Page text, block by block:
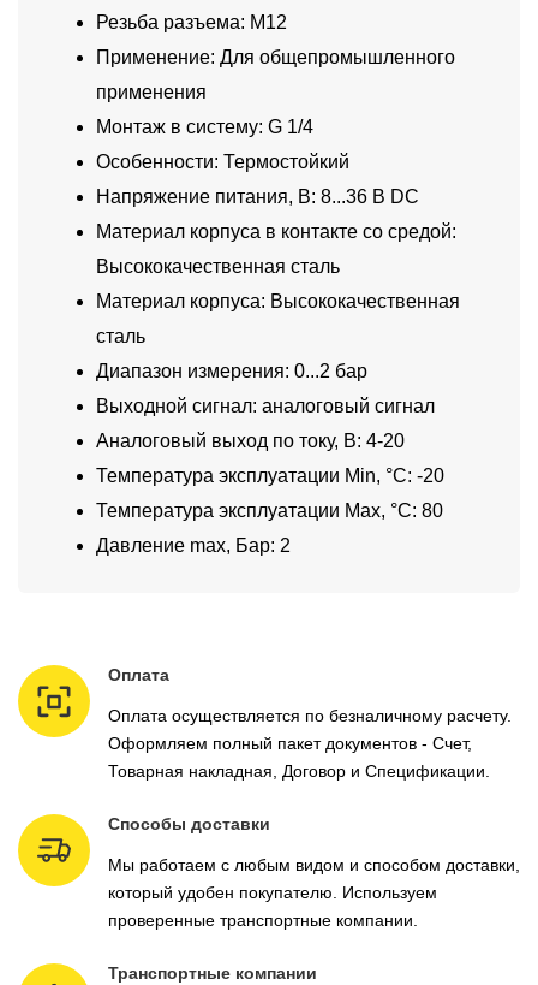
Резьба разъема: M12
Применение: Для общепромышленного
применения
Монтаж в систему: G 1/4
Особенности: Термостойкий
Напряжение питания, В: 8...36 В DC
Материал корпуса в контакте со средой:
Высококачественная сталь
Материал корпуса: Высококачественная
сталь
Диапазон измерения: 0...2 бар
Выходной сигнал: аналоговый сигнал
Аналоговый выход по току, В: 4-20
Температура эксплуатации Min, °C: -20
Температура эксплуатации Max, °C: 80
Давление max, Бар: 2
Оплата
Оплата осуществляется по безналичному расчету.
Оформляем полный пакет документов - Счет,
Товарная накладная, Договор и Спецификации.
Способы доставки
Мы работаем с любым видом и способом доставки,
который удобен покупателю. Используем
проверенные транспортные компании.
Транспортные компании